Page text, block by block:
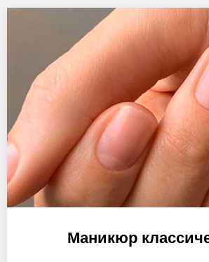
Маникюр